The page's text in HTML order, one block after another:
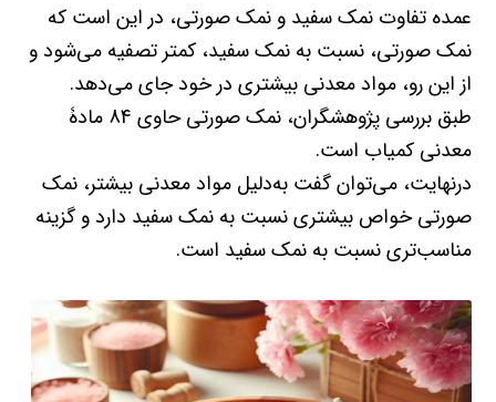
عمده تفاوت نمک سفید و نمک صورتی، در این است که
نمک صورتی، نسبت به نمک سفید، کمتر تصفیه می‌شود و
از این رو، مواد معدنی بیشتری در خود جای می‌دهد.
طبق بررسی پژوهشگران، نمک صورتی حاوی 84 مادۀ
معدنی کمیاب است.
درنهایت، می‌توان گفت به‌دلیل مواد معدنی بیشتر، نمک
صورتی خواص بیشتری نسبت به نمک سفید دارد و گزینه
مناسب‌تری نسبت به نمک سفید است.